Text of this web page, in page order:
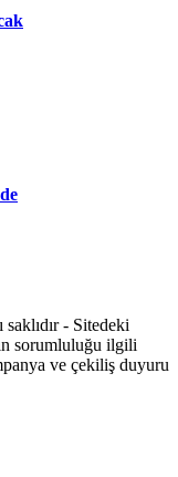
- Sitedeki
sorumluluğu ilgili
ve çekiliş duyuru